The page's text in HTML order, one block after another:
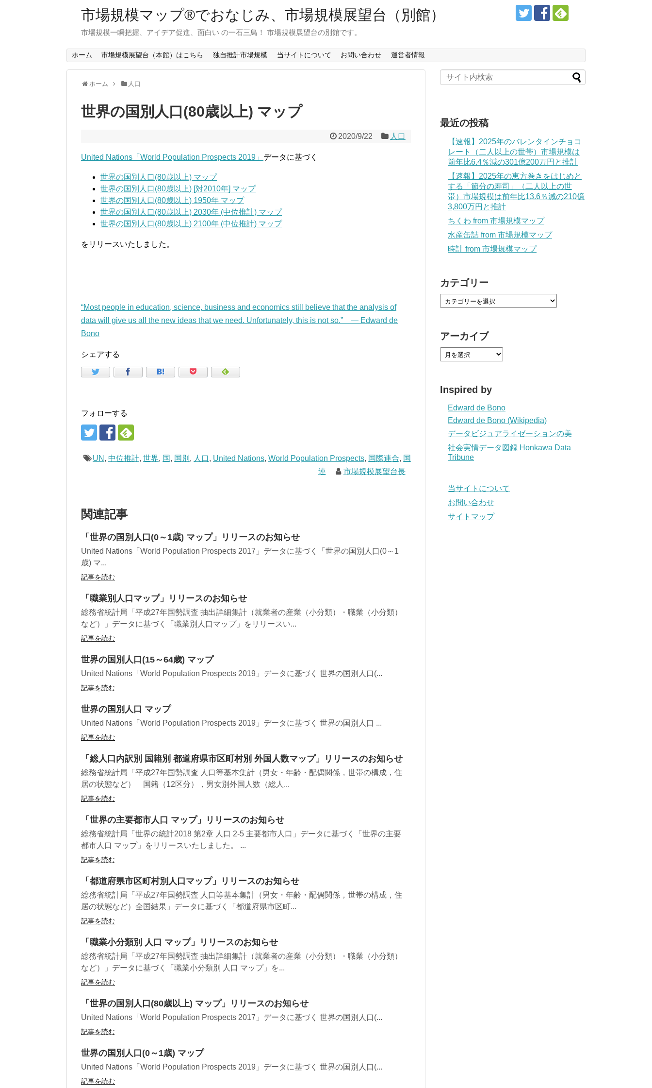
市場規模マップ®でおなじみ、市場規模展望台（別館）
市場規模一瞬把握、アイデア促進、面白い の一石三鳥！ 市場規模展望台の別館です。
ホーム 市場規模展望台（本館）はこちら 独自推計市場規模 当サイトについて お問い合わせ 運営者情報
ホーム 人口
世界の国別人口(80歳以上) マップ
2020/9/22 人口
United Nations「World Population Prospects 2019」 データに基づく
世界の国別人口(80歳以上) マップ
世界の国別人口(80歳以上) [対2010年] マップ
世界の国別人口(80歳以上) 1950年 マップ
世界の国別人口(80歳以上) 2030年 (中位推計) マップ
世界の国別人口(80歳以上) 2100年 (中位推計) マップ
をリリースいたしました。
“Most people in education, science, business and economics still believe that the analysis of
data will give us all the new ideas that we need. Unfortunately, this is not so.” — Edward de
Bono
シェアする
フォローする
UN , 中位推計, 世界, 国 , 国別 , 人口, United Nations, World Population Prospects, 国際連合, 国
連
市場規模展望台長
関連記事
「世界の国別人口(0～1歳) マップ」リリースのお知らせ
United Nations「World Population Prospects 2017」データに基づく「世界の国別人口(0～1
歳) マ...
記事を読む
「職業別人口マップ」リリースのお知らせ
総務省統計局「平成27年国勢調査 抽出詳細集計（就業者の産業（小分類）・職業（小分類）
など）」データに基づく「職業別人口マップ」をリリースい...
記事を読む
世界の国別人口(15～64歳) マップ
United Nations「World Population Prospects 2019」データに基づく 世界の国別人口(...
記事を読む
世界の国別人口 マップ
United Nations「World Population Prospects 2019」データに基づく 世界の国別人口 ...
記事を読む
「総人口内訳別 国籍別 都道府県市区町村別 外国人数マップ」リリースのお知らせ
総務省統計局「平成27年国勢調査 人口等基本集計（男女・年齢・配偶関係，世帯の構成，住
居の状態など） 国籍（12区分），男女別外国人数（総人...
記事を読む
「世界の主要都市人口 マップ」リリースのお知らせ
総務省統計局「世界の統計2018 第2章 人口 2-5 主要都市人口」データに基づく「世界の主要
都市人口 マップ」をリリースいたしました。 ...
記事を読む
「都道府県市区町村別人口マップ」リリースのお知らせ
総務省統計局「平成27年国勢調査 人口等基本集計（男女・年齢・配偶関係，世帯の構成，住
居の状態など）全国結果」データに基づく「都道府県市区町...
記事を読む
「職業小分類別 人口 マップ」リリースのお知らせ
総務省統計局「平成27年国勢調査 抽出詳細集計（就業者の産業（小分類）・職業（小分類）
など）」データに基づく「職業小分類別 人口 マップ」を...
記事を読む
「世界の国別人口(80歳以上) マップ」リリースのお知らせ
United Nations「World Population Prospects 2017」データに基づく 世界の国別人口(...
記事を読む
世界の国別人口(0～1歳) マップ
United Nations「World Population Prospects 2019」データに基づく 世界の国別人口(...
記事を読む
最近の投稿
【速報】2025年のバレンタインチョコ
レート（二人以上の世帯）市場規模は
前年比6.4％減の301億200万円と推計
【速報】2025年の恵方巻きをはじめと
する「節分の寿司」（二人以上の世
帯）市場規模は前年比13.6％減の210億
3,800万円と推計
ちくわ from 市場規模マップ
水産缶詰 from 市場規模マップ
時計 from 市場規模マップ
カテゴリー
アーカイブ
Inspired by
Edward de Bono
Edward de Bono (Wikipedia)
データビジュアライゼーションの美
社会実情データ図録 Honkawa Data
Tribune
当サイトについて
お問い合わせ
サイトマップ